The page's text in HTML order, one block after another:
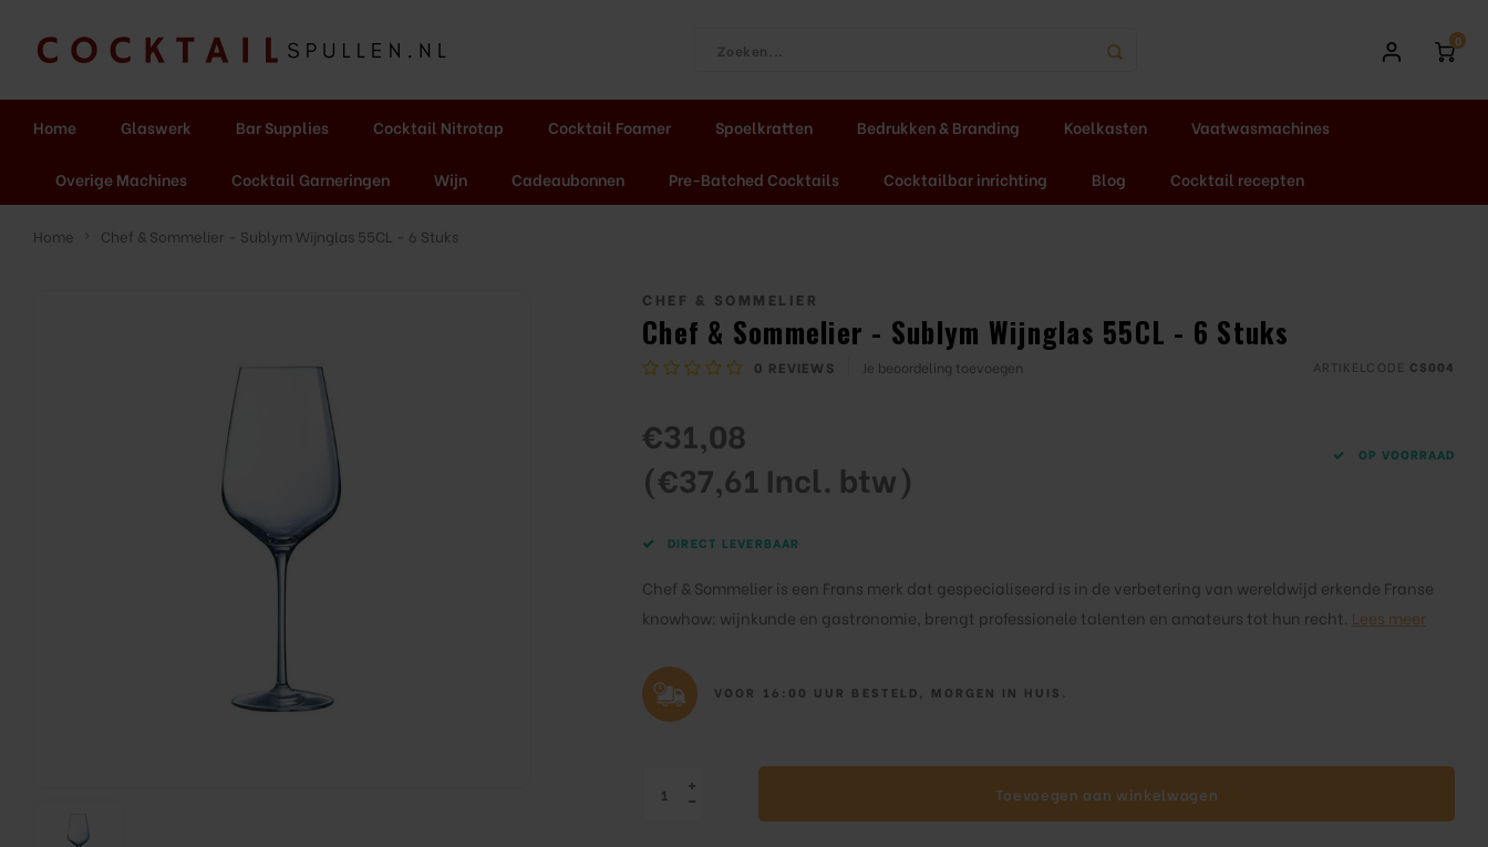
0
Home Glaswerk Bar Supplies Cocktail Nitrotap Cocktail Foamer Spoelkratten Bedrukken & Branding Koelkasten Vaatwasmachines
Overige Machines Cocktail Garneringen Wijn Cadeaubonnen Pre-Batched Cocktails Cocktailbar inrichting Blog Cocktail recepten
Home Chef & Sommelier - Sublym Wijnglas 55CL - 6 Stuks
CHEF & SOMMELIER
Chef & Sommelier - Sublym Wijnglas 55CL - 6 Stuks
0 REVIEWS Je beoordeling toevoegen ARTIKELCODE CS004
€31,08
(€37,61 Incl. btw)
OP VOORRAAD
DIRECT LEVERBAAR
Chef & Sommelier is een Frans merk dat gespecialiseerd is in de verbetering van wereldwijd erkende Franse
knowhow: wijnkunde en gastronomie, brengt professionele talenten en amateurs tot hun recht. Lees meer
VOOR 16:00 UUR BESTELD, MORGEN IN HUIS.
Toevoegen aan winkelwagen